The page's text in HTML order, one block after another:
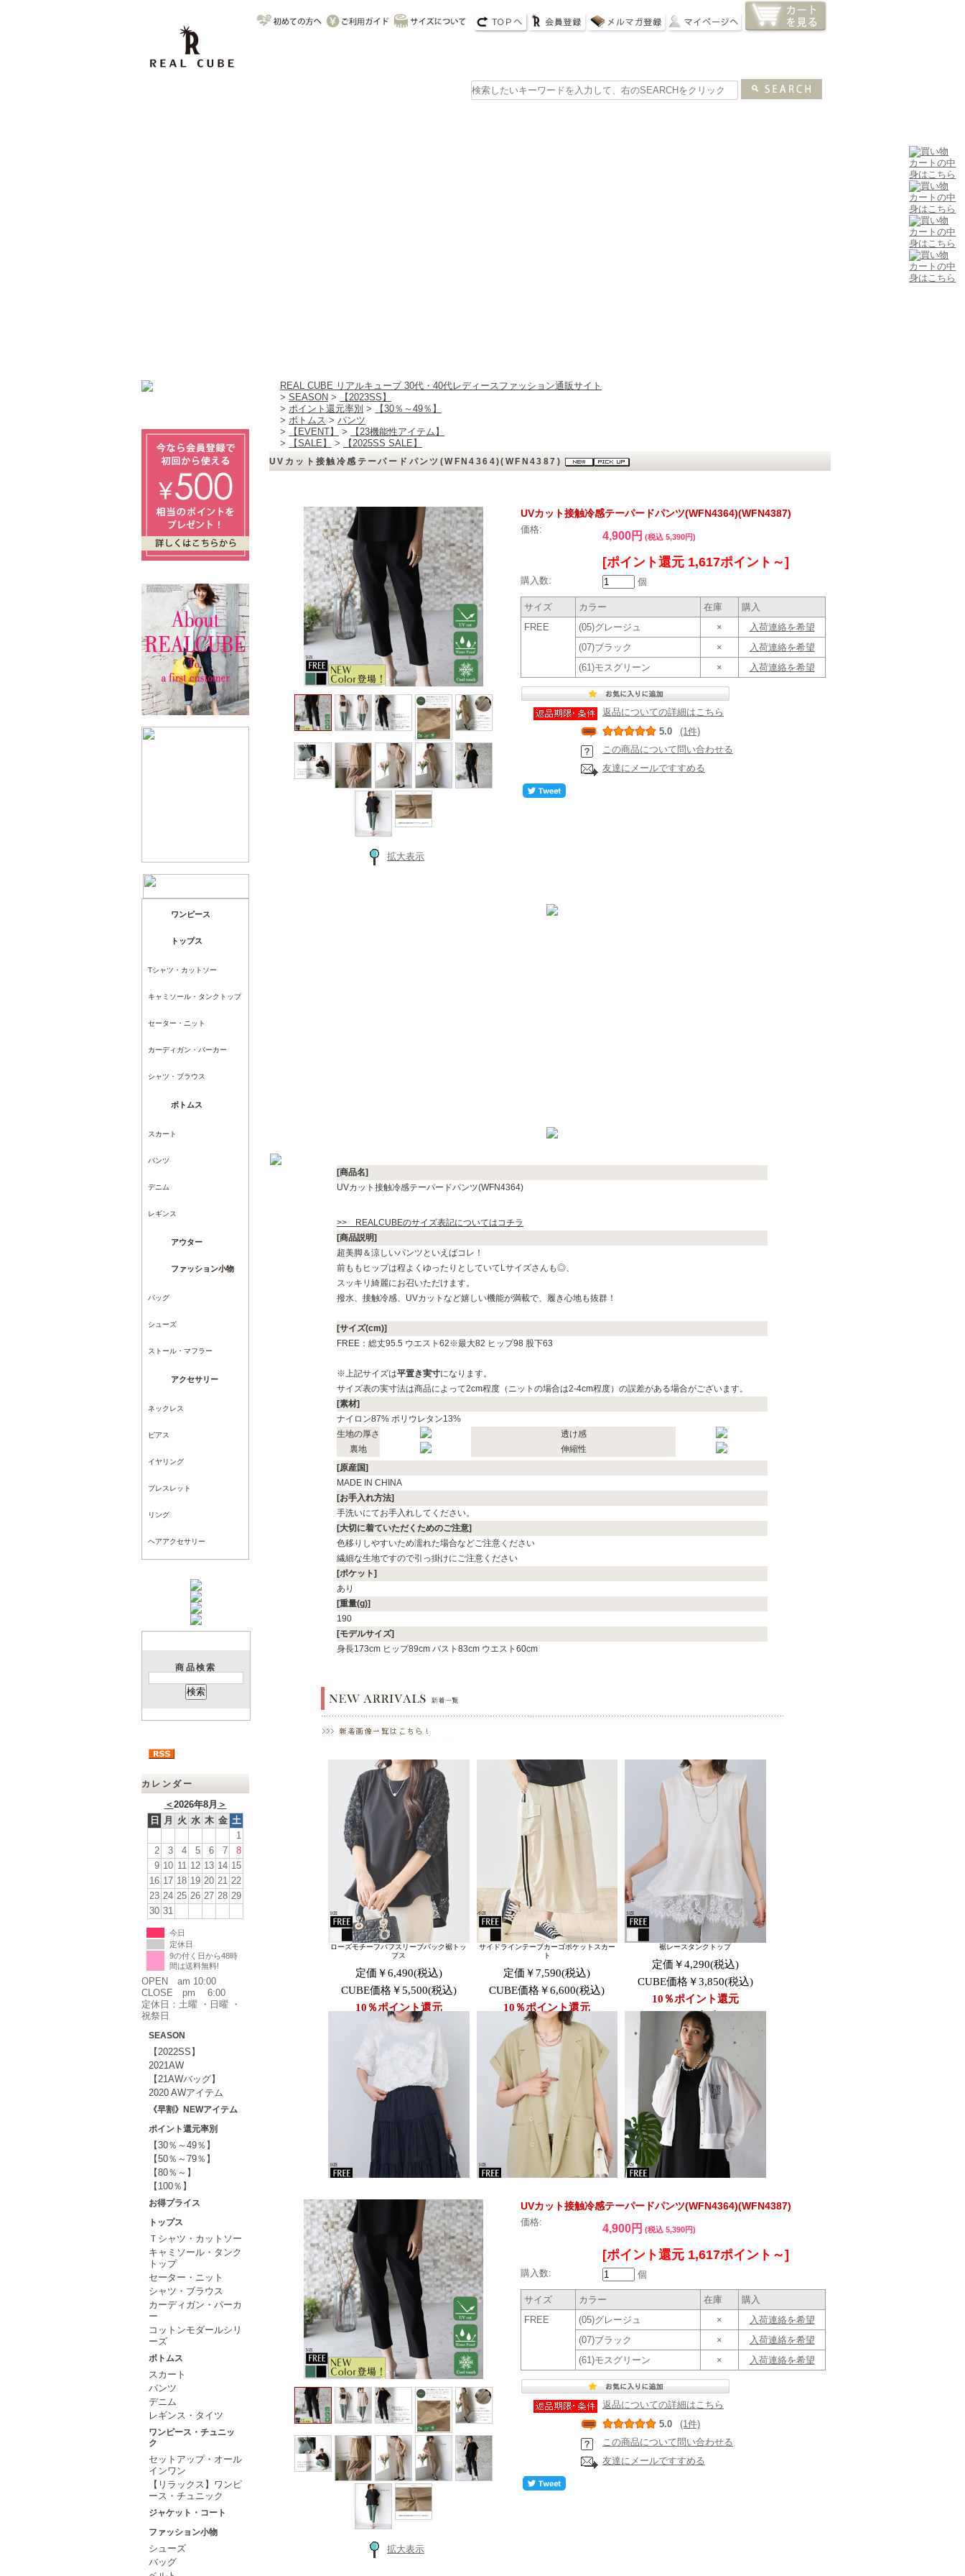
ワンピース
トップス
Tシャツ・カットソー
キャミソール・タンクトップ
セーター・ニット
カーディガン・パーカー
シャツ・ブラウス
ボトムス
スカート
パンツ
デニム
レギンス
アウター
ファッション小物
バッグ
シューズ
ストール・マフラー
アクセサリー
ネックレス
ピアス
イヤリング
ブレスレット
リング
ヘアアクセサリー
商品検索
カレンダー
＜2026年8月 ＞
日
月 火 水 木 金 土
1
2
3 4 5 6 7
8
9 10 11 12 13 14 15
16 17 18 19 20 21 22
23 24 25 26 27 28 29
30 31
今日
定休日
9の付く日から48時
間は送料無料!
OPEN am 10:00
CLOSE pm 6:00
定休日：土曜 ・日曜 ・
祝祭日
SEASON
【2022SS】
2021AW
【21AWバッグ】
2020 AWアイテム
《早割》NEWアイテム
ポイント還元率別
【30％～49％】
【50％～79％】
【80％～】
【100％】
お得プライス
トップス
Ｔシャツ・カットソー
キャミソール・タンク
トップ
セーター・ニット
シャツ・ブラウス
カーディガン・パーカ
ー
コットンモダールシリ
ーズ
ボトムス
スカート
パンツ
デニム
レギンス・タイツ
ワンピース・チュニッ
ク
セットアップ・オール
インワン
【リラックス】ワンピ
ース・チュニック
ジャケット・コート
ファッション小物
シューズ
バッグ
REAL CUBE リアルキューブ 30代・40代レディースファッション通販サイト
> SEASON >
【2023SS】
> ポイント還元率別 >
【30％～49％】
> ボトムス > パンツ
>
【EVENT】 >
【23機能性アイテム】
>
【SALE】 > 【2025SS SALE】
UVカット接触冷感テーパードパンツ(WFN4364)(WFN4387)
拡大表示
UVカット接触冷感テーパードパンツ(WFN4364)(WFN4387)
価格:
4,900円 (税込 5,390円)
[ポイント還元 1,617ポイント～]
購入数: 個
サイズ カラー 在庫
購入
FREE
(05)グレージュ ×
入荷連絡を希望
(07)ブラック
×
入荷連絡を希望
(61)モスグリーン
× 入荷連絡を希望
返品についての詳細はこちら
5.0
(1件)
この商品について問い合わせる
友達にメールですすめる
[商品名]
UVカット接触冷感テーパードパンツ(WFN4364)
>> REALCUBEのサイズ表記についてはコチラ
[商品説明]
超美脚＆涼しいパンツといえばコレ！
前ももヒップは程よくゆったりとしていてLサイズさんも◎、
スッキリ綺麗にお召いただけます。
撥水、接触冷感、UVカットなど嬉しい機能が満載で、履き心地も抜群！
[サイズ(cm)]
FREE：総丈95.5 ウエスト62※最大82 ヒップ98 股下63
※上記サイズは平置き実寸になります。
サイズ表の実寸法は商品によって2cm程度（ニットの場合は2-4cm程度）の誤差がある場合がございます。
[素材]
ナイロン87% ポリウレタン13%
生地の厚さ
透け感
裏地
伸縮性
[原産国]
MADE IN CHINA
[お手入れ方法]
手洗いにてお手入れしてください。
[大切に着ていただくためのご注意]
色移りしやすいため濡れた場合などご注意ください
繊細な生地ですので引っ掛けにご注意ください
[ポケット]
あり
[重量(g)]
190
[モデルサイズ]
身長173cm ヒップ89cm バスト83cm ウエスト60cm
拡大表示
UVカット接触冷感テーパードパンツ(WFN4364)(WFN4387)
価格:
4,900円 (税込 5,390円)
[ポイント還元 1,617ポイント～]
購入数: 個
サイズ カラー 在庫
購入
FREE
(05)グレージュ ×
入荷連絡を希望
(07)ブラック
×
入荷連絡を希望
(61)モスグリーン
× 入荷連絡を希望
返品についての詳細はこちら
5.0
(1件)
この商品について問い合わせる
友達にメールですすめる